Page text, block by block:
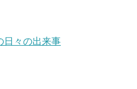
日々の出来事